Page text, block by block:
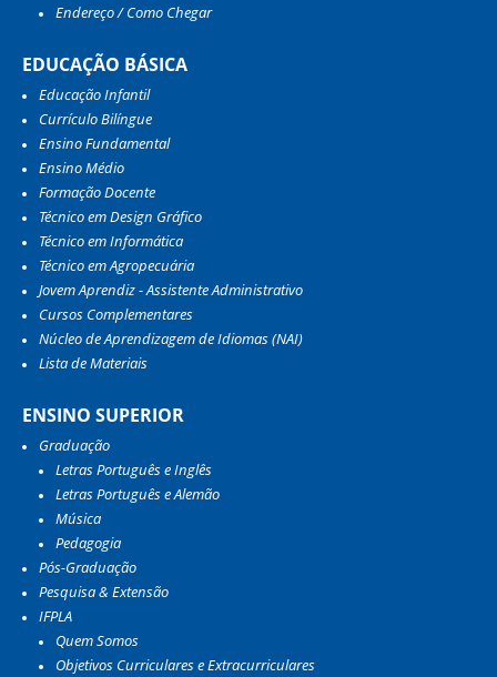
Endereço / Como Chegar
EDUCAÇÃO BÁSICA
Educação Infantil
Currículo Bilíngue
Ensino Fundamental
Ensino Médio
Formação Docente
Técnico em Design Gráfico
Técnico em Informática
Técnico em Agropecuária
Jovem Aprendiz - Assistente Administrativo
Cursos Complementares
Núcleo de Aprendizagem de Idiomas (NAI)
Lista de Materiais
ENSINO SUPERIOR
Graduação
Letras Português e Inglês
Letras Português e Alemão
Música
Pedagogia
Pós-Graduação
Pesquisa & Extensão
IFPLA
Quem Somos
Objetivos Curriculares e Extracurriculares